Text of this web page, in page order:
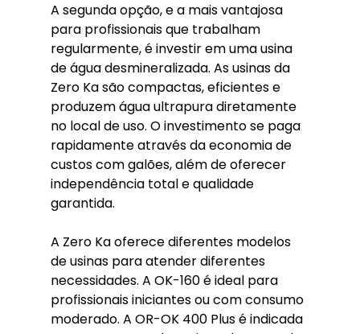
A segunda opção, e a mais vantajosa
para profissionais que trabalham
regularmente, é investir em uma usina
de água desmineralizada. As usinas da
Zero Ka são compactas, eficientes e
produzem água ultrapura diretamente
no local de uso. O investimento se paga
rapidamente através da economia de
custos com galões, além de oferecer
independência total e qualidade
garantida.
A Zero Ka oferece diferentes modelos
de usinas para atender diferentes
necessidades. A OK-160 é ideal para
profissionais iniciantes ou com consumo
moderado. A OR-OK 400 Plus é indicada